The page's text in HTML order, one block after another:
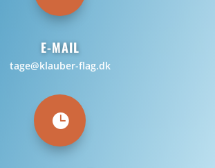
E-MAIL
tage@klauber-flag.dk
